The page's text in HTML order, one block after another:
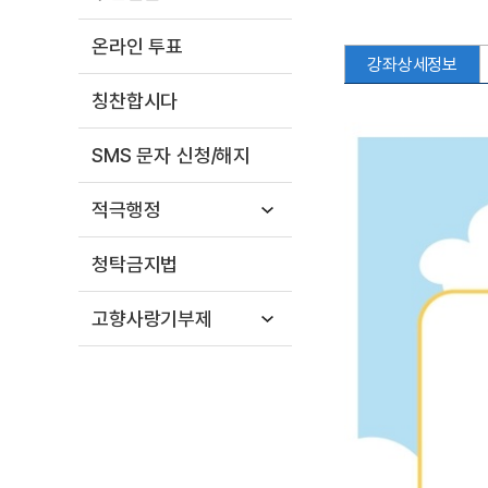
온라인 투표
칭찬합시다
SMS 문자 신청/해지
적극행정
청탁금지법
고향사랑기부제
강좌상세정보